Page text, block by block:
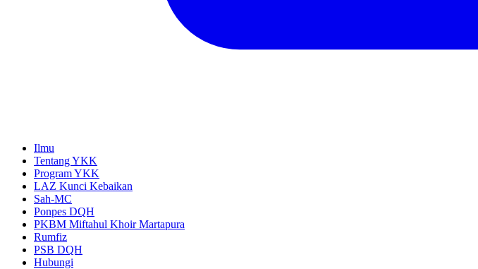
Ilmu
Tentang YKK
Program YKK
LAZ Kunci Kebaikan
Sah-MC
Ponpes DQH
PKBM Miftahul Khoir Martapura
Rumfiz
PSB DQH
Hubungi